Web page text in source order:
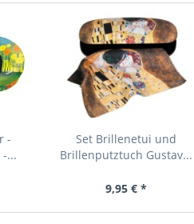
-
...
Set Brillenetui und
Brillenputztuch Gustav...
9,95 € *